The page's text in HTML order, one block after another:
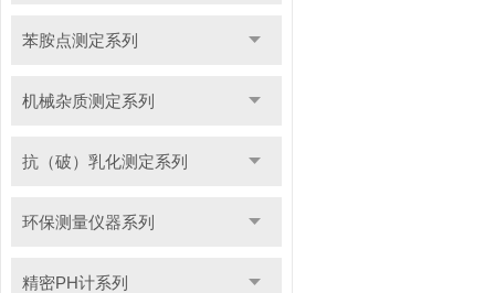
苯胺点测定系列
机械杂质测定系列
抗（破）乳化测定系列
环保测量仪器系列
精密PH计系列